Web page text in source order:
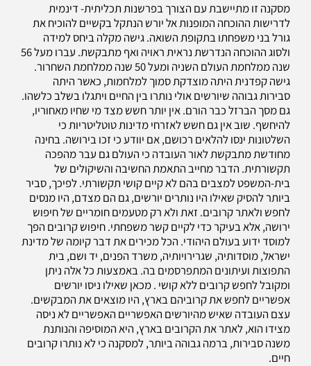
מסקנה זו מתיישבת עם הצורך בפרשנות תכליתית- דינמית
לדרישות ההוכחה המופנות אל יורש הנתקל בקשיים להוכיח את
גורל בני משפחתו בתקופת השואה. גישה מקלה ביחס למידה
ולסוג ההוכחה הנדרשת נראית ראויה ואף מתבקשת. עברו מעל 56
שנה ממלחמת העולם השניה ומעל 50 שנה ממלחמת השחרור.
גישה קפדנית היתה מוצדקת סמוך למלחמות, כאשר היתה
סבירות גבוהה שיורשים אולי נותרו בין החיים ויתגלו בשלב כלשהו.
גם מסך הברזל כבר הורם. אין יותר חשש מצד מי שחיו מאחוריו,
להיחשף. שוב אין גם חשש לאזרחי מדינות טוטליטריות כי
השלטונות ינסו להלאים רכושם, אם יוודע כי זכו בירושה. בחינה
מחודשת מתבקשת לאור העובדה כי העולם גם עבר מהפכה
תקשורתית. הדבר מחייב התאמת החשיבה והשיקולים של
בית-המשפט למצבים בהם לא קיים קושי תקשורתי. לפיכך, סביר
ביותר להסיק שאילו היו נותרים יורשים, גם הם מצדם, היו מנסים
לחפש ולאתר קרובים. זאת ולא רק מטעמים חומריים של חיפוש
ירושה, אלא בעיקר כדי לקיים קשר משפחתי. חיפוש קרובים הפך
למוסד ידוע בעולם היהודי. הכל מכירים את דבר קיומה של מדינת
ישראל, מוסדותיה, שגרירויותיה, משרד הפנים, יד ושם, בית
התפוצות ועיתונים המתפרסמים בה. באמצעות כל אלה ניתן
ומקובל לחפש קרובים ללא קושי . מכאן שאילו ניסו יורשים
אפשריים לחפש את קרוביהם בארץ, היו מוצאים את המבקשים.
עצם העובדה שאיש מהיורשים האפשריים האפשריים לא ניסה
מצידו הוא, לאתר את הקרובים בארץ, היא המוסיפה והנותנת
משנה סבירות, ברמה גבוהה ביותר, למסקנה כי לא נותרו קרובים
חיים.